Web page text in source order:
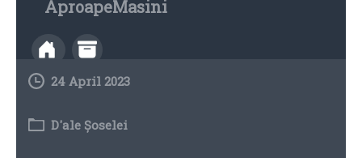
AproapeMasini
24 April 2023
D'ale Șoselei